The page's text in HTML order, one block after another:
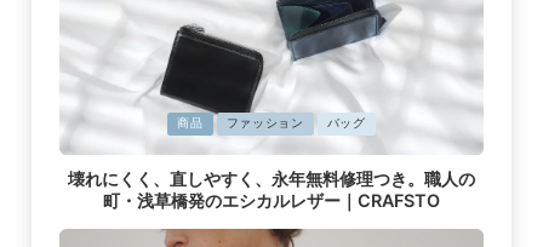
に
載
済
商品 ファッション バッグ
壊れにくく、直しやすく、永年無料修理つき。職人の
町・浅草橋発のエシカルレザー｜CRAFSTO